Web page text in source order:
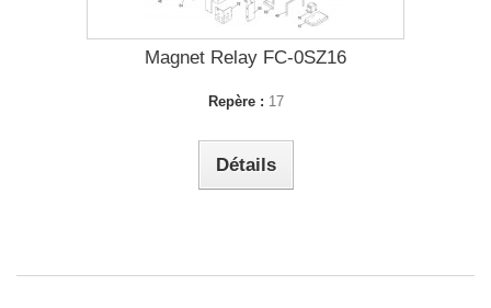
Magnet Relay FC-0SZ16
Repère : 17
Détails